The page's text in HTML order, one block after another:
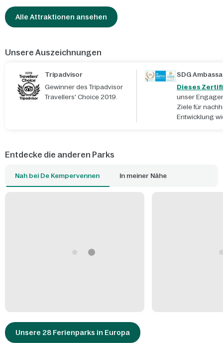
Alle Attraktionen ansehen
Unsere Auszeichnungen
Tripadvisor
Gewinner des Tripadvisor
Travellers' Choice 2019.
SDG
Dieses
unser
Ziele für
Entwicklung
Entdecke die anderen Parks
Nah bei De Kempervennen In meiner Nähe
Unsere 28 Ferienparks in Europa